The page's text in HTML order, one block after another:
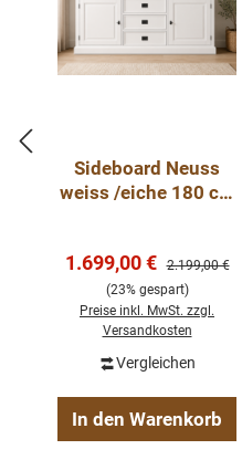
Sideboard Neuss
weiss /eiche 180 cm
Verkaufspreis:
1.699,00 € Regulärer
2.199,00 €
(23% gespart)
Preise inkl. MwSt. zzgl.
Versandkosten
Vergleichen
In den Warenkorb